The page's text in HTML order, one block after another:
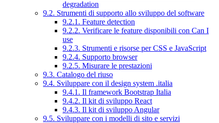
degradation
9.2. Strumenti di supporto allo sviluppo del software
9.2.1. Feature detection
9.2.2. Verificare le feature disponibili con Can I
use
9.2.3. Strumenti e risorse per CSS e JavaScript
9.2.4. Supporto browser
9.2.5. Misurare le prestazioni
9.3. Catalogo del riuso
9.4. Sviluppare con il design system .italia
9.4.1. Il framework Bootstrap Italia
9.4.2. Il kit di sviluppo React
9.4.3. Il kit di sviluppo Angular
9.5. Sviluppare con i modelli di sito e servizi